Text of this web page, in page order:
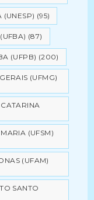
(UNESP) (95)
(87)
(UFPB) (200)
(UFMG)
(UFSM)
(UFAM)
SANTO